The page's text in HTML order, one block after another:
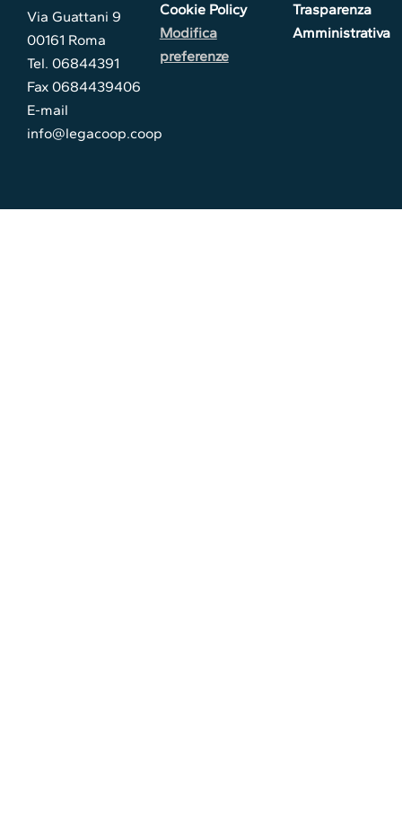
Via Guattani 9
00161 Roma
Tel. 06844391
Fax 0684439406
E-mail
info@legacoop.coop
Cookie Policy
Modifica
preferenze
Trasparenza
Amministrativa